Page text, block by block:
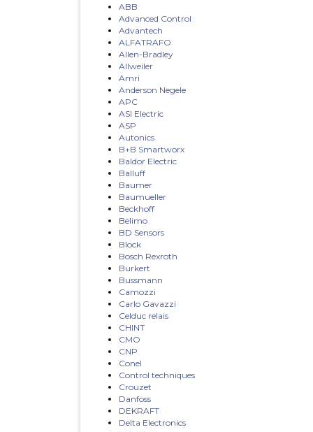
ABB
Advanced Control
Advantech
ALFATRAFO
Allen-Bradley
Allweiler
Amri
Anderson Negele
APC
ASI Electric
ASP
Autonics
B+B Smartworx
Baldor Electric
Balluff
Baumer
Baumueller
Beckhoff
Belimo
BD Sensors
Block
Bosch Rexroth
Burkert
Bussmann
Camozzi
Carlo Gavazzi
Celduc relais
CHINT
CMO
CNP
Conel
Control techniques
Crouzet
Danfoss
DEKRAFT
Delta Electronics